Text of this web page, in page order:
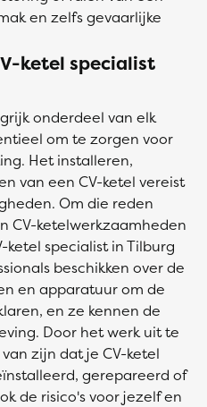
en zelfs gevaarlijke
ketel specialist
onderdeel van elk
om te zorgen voor
Het installeren,
van een CV-ketel vereist
Om die reden
CV-ketelwerkzaamheden
ketel specialist in Tilburg
beschikken over de
en apparatuur om de
en ze kennen de
Door het werk uit te
zijn dat je CV-ketel
gerepareerd of
de risico's voor jezelf en